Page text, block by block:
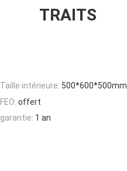
TRAITS
Taille intérieure: 500*600*500mm
FEO: offert
garantie: 1 an